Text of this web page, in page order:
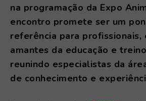
na programação da Expo
encontro promete ser um
referência para profissionais,
amantes da educação e
reunindo especialistas da
de conhecimento e